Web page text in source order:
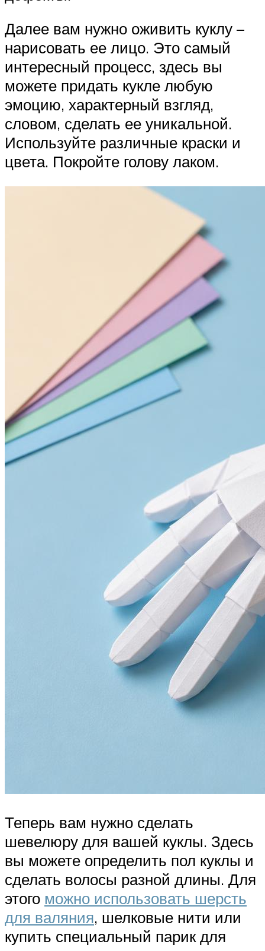
Далее вам нужно оживить куклу –
нарисовать ее лицо. Это самый
интересный процесс, здесь вы
можете придать кукле любую
эмоцию, характерный взгляд,
словом, сделать ее уникальной.
Используйте различные краски и
цвета. Покройте голову лаком.
Теперь вам нужно сделать
шевелюру для вашей куклы. Здесь
вы можете определить пол куклы и
сделать волосы разной длины. Для
этого можно использовать шерсть
для валяния, шелковые нити или
купить специальный парик для